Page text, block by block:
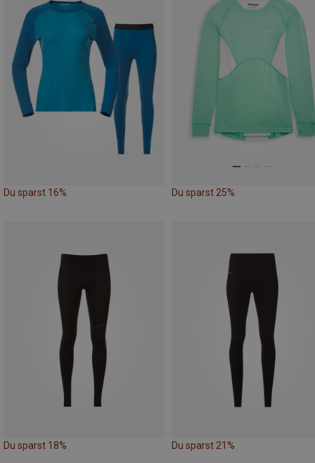
Du sparst 16% Du sparst 25%
Du sparst 18% Du sparst 21%